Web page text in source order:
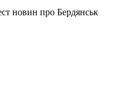
новин про Бердянськ